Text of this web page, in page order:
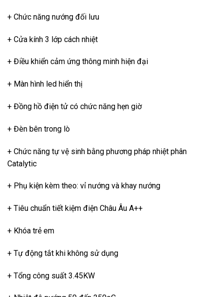
+ Chức năng nướng đối lưu
+ Cửa kính 3 lớp cách nhiệt
+ Điều khiển cảm ứng thông minh hiện đại
+ Màn hình led hiển thị
+ Đồng hồ điện tử có chức năng hẹn giờ
+ Đèn bên trong lò
+ Chức năng tự vệ sinh bằng phương pháp nhiệt phân
Catalytic
+ Phụ kiện kèm theo: vỉ nướng và khay nướng
+ Tiêu chuẩn tiết kiệm điện Châu Âu A++
+ Khóa trẻ em
+ Tự động tắt khi không sử dụng
+ Tổng công suất 3.45KW